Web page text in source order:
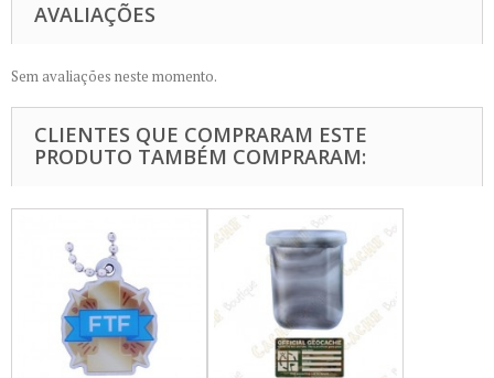
AVALIAÇÕES
Sem avaliações neste momento.
CLIENTES QUE COMPRARAM ESTE
PRODUTO TAMBÉM COMPRARAM: